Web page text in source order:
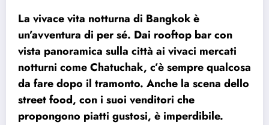
La vivace vita notturna di Bangkok è
un’avventura di per sé. Dai rooftop bar con
vista panoramica sulla città ai vivaci mercati
notturni come Chatuchak, c’è sempre qualcosa
da fare dopo il tramonto. Anche la scena dello
street food, con i suoi venditori che
propongono piatti gustosi, è imperdibile.